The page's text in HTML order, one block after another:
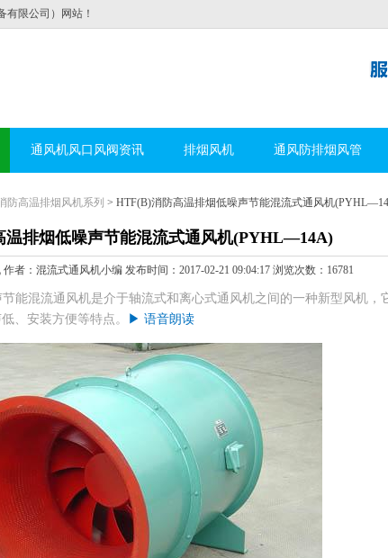
限公司）网站！
通风机风口风阀资讯 排烟风机 通风防排烟风管
防高温排烟风机系列 > HTF(B)消防高温排烟低噪声节能混流式通风机
温排烟低噪声节能混流式通风机(PYHL—14A)
者：混流式通风机小编 发布时间：2017-02-21 09:04:17 浏览次数：16781
能混流通风机是介于轴流式和离心式通风机之间的一种新型风机，
、安装方便等特点。
▶ 语音朗读